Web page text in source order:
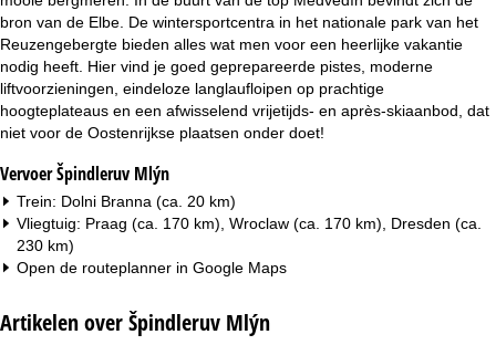
bron van de Elbe. De wintersportcentra in het nationale park van het
Reuzengebergte bieden alles wat men voor een heerlijke vakantie
nodig heeft. Hier vind je goed geprepareerde pistes, moderne
liftvoorzieningen, eindeloze langlaufloipen op prachtige
hoogteplateaus en een afwisselend vrijetijds- en après-skiaanbod, dat
niet voor de Oostenrijkse plaatsen onder doet!
Vervoer Špindleruv Mlýn
Trein: Dolni Branna (ca. 20 km)
Vliegtuig: Praag (ca. 170 km), Wroclaw (ca. 170 km), Dresden (ca.
230 km)
Open de routeplanner in Google Maps
Artikelen over Špindleruv Mlýn